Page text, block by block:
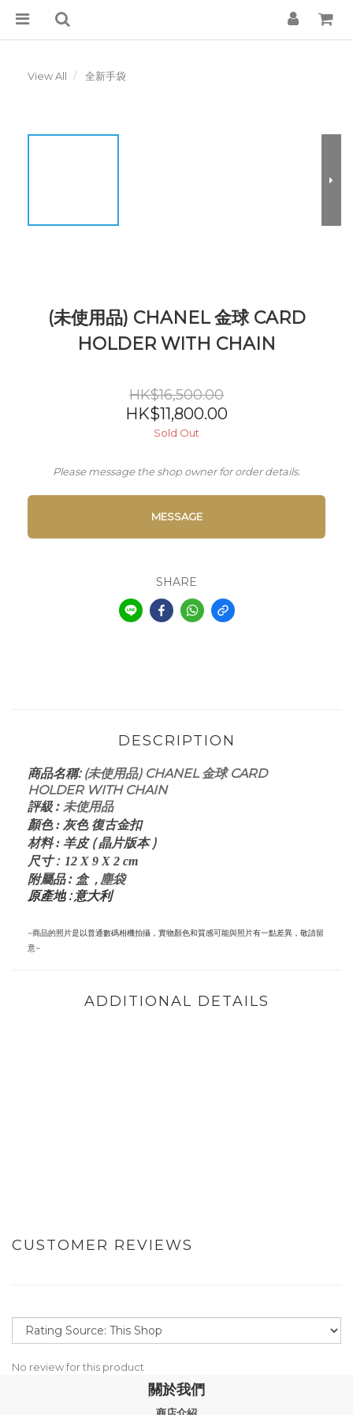
View All 全新手袋
(未使用品) CHANEL 金球 CARD
HOLDER WITH CHAIN
HK$16,500.00
HK$11,800.00
Sold Out
Please message the shop owner for order details.
MESSAGE
SHARE
DESCRIPTION
商品名稱: (未使用品) CHANEL 金球 CARD
HOLDER WITH CHAIN
評級: 未使用品
顏色: 灰色 復古金扣
材料: 羊皮 ( 晶片版本 )
尺寸: 12 X 9 X 2 cm
附屬品: 盒 , 塵袋
原產地 : 意大利
~商品的照片是以普通數碼相機拍攝，實物顏色和質感可能與照片有一點差異，敬請留
意~
ADDITIONAL DETAILS
CUSTOMER REVIEWS
No review for this product
關於我們